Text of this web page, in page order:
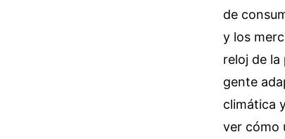
de
y los
reloj de la
gente
climática
ver cómo